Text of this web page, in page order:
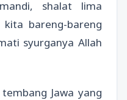
shalat lima
bareng-bareng
syurganya Allah
Jawa yang